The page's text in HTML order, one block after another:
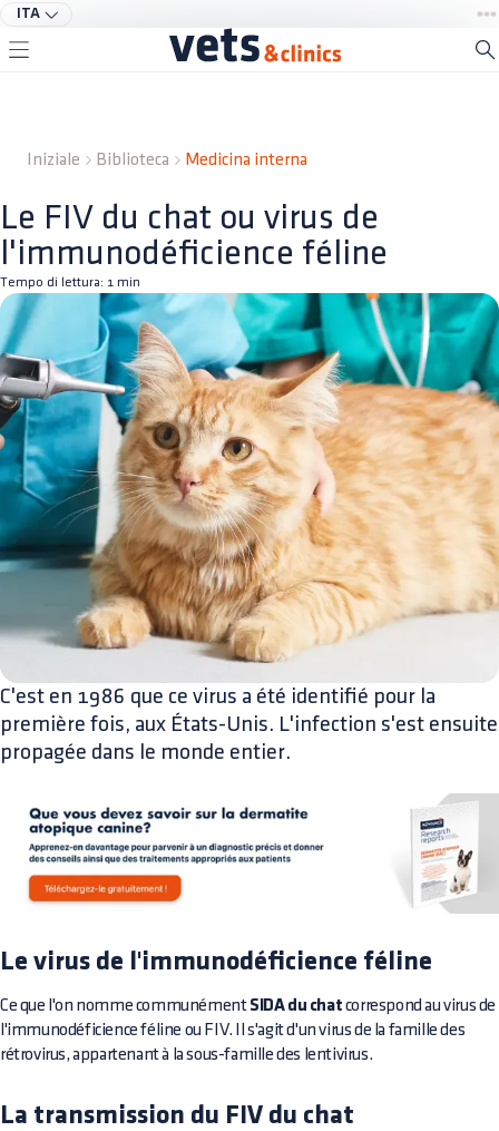
ITA
Iniziale Biblioteca Medicina interna
Le FIV du chat ou virus de
l'immunodéficience féline
Tempo di lettura: 1 min
C'est en 1986 que ce virus a été identifié pour la
première fois, aux États-Unis. L'infection s'est ensuite
propagée dans le monde entier.
Le virus de l'immunodéficience féline
Ce que l'on nomme communément SIDA du chat correspond au virus de
l'immunodéficience féline ou FIV. Il s'agit d'un virus de la famille des
rétrovirus, appartenant à la sous-famille des lentivirus.
La transmission du FIV du chat